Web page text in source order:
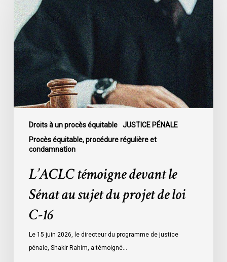
Droits à un procès équitable
JUSTICE PÉNALE
Procès équitable, procédure régulière et
condamnation
devant
le
Sénat
au
sujet
du
projet
de
loi
L’ACLC témoigne devant le
Sénat au sujet du projet de loi
C-16
Le 15 juin 2026, le directeur du programme de justice
pénale, Shakir Rahim, a témoigné…